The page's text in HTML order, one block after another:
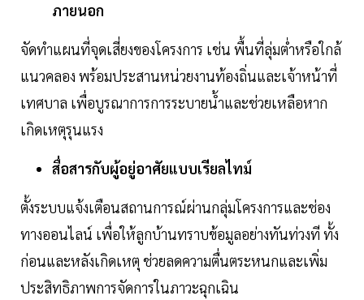
ภายนอก
จัดทำแผนที่จุดเสี่ยงของโครงการ เช่น พื้นที่ลุ่มต่ำหรือใกล้
แนวคลอง พร้อมประสานหน่วยงานท้องถิ่นและเจ้าหน้าที่
เทศบาล เพื่อบูรณาการการระบายน้ำและช่วยเหลือหาก
เกิดเหตุรุนแรง
สื่อสารกับผู้อยู่อาศัยแบบเรียลไทม์
ตั้งระบบแจ้งเตือนสถานการณ์ผ่านกลุ่มโครงการและช่อง
ทางออนไลน์ เพื่อให้ลูกบ้านทราบข้อมูลอย่างทันท่วงที ทั้ง
ก่อนและหลังเกิดเหตุ ช่วยลดความตื่นตระหนกและเพิ่ม
ประสิทธิภาพการจัดการในภาวะฉุกเฉิน